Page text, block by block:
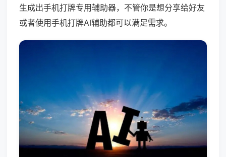
生成出手机打牌专用辅助器，不管你是想分享给好友
或者使用手机打牌AI辅助都可以满足需求。